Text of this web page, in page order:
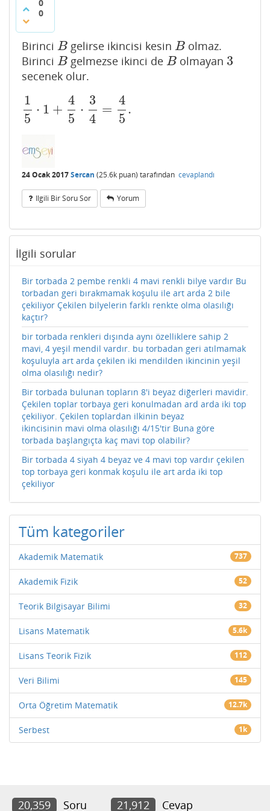
0
0
Birinci B
B gelirse ikincisi kesin B
B olmaz.
Birinci B
B gelmezse ikinci de B
B olmayan 3
3
secenek olur.
1
5
⋅ 1 +
4
5
⋅
3
4
=
4
5
.
15 ⋅1+ 45 ⋅3 4= 45
24 Ocak 2017Sercan (25.6k puan) tarafından cevaplandı
Ilgili Bir Soru Sor Yorum
İlgili sorular
Bir torbada 2 pembe renkli 4 mavi renkli bilye vardır Bu
torbadan geri bırakmamak koşulu ile art arda 2 bile
çekiliyor Çekilen bilyelerin farklı renkte olma olasılığı
kaçtır?
bir torbada renkleri dışında aynı özelliklere sahip 2
mavi, 4 yeşil mendil vardır. bu torbadan geri atılmamak
koşuluyla art arda çekilen iki mendilden ikincinin yeşil
olma olasılığı nedir?
Bir torbada bulunan topların 8'i beyaz diğerleri mavidir.
Çekilen toplar torbaya geri konulmadan ard arda iki top
çekiliyor. Çekilen toplardan ilkinin beyaz
ikincisinin mavi olma olasılığı 4/15'tir Buna göre
torbada başlangıçta kaç mavi top olabilir?
Bir torbada 4 siyah 4 beyaz ve 4 mavi top vardır çekilen
top torbaya geri konmak koşulu ile art arda iki top
çekiliyor
Tüm kategoriler
Akademik Matematik 737
Akademik Fizik 52
Teorik Bilgisayar Bilimi 32
Lisans Matematik 5.6k
Lisans Teorik Fizik 112
Veri Bilimi 145
Orta Öğretim Matematik 12.7k
Serbest 1k
20,359 Soru 21,912 Cevap